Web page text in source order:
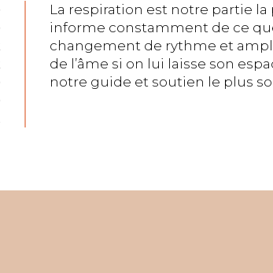
La respiration est notre partie
informe constamment de ce
changement de rythme et
de l’âme si on lui laisse son
notre guide et soutien le plus